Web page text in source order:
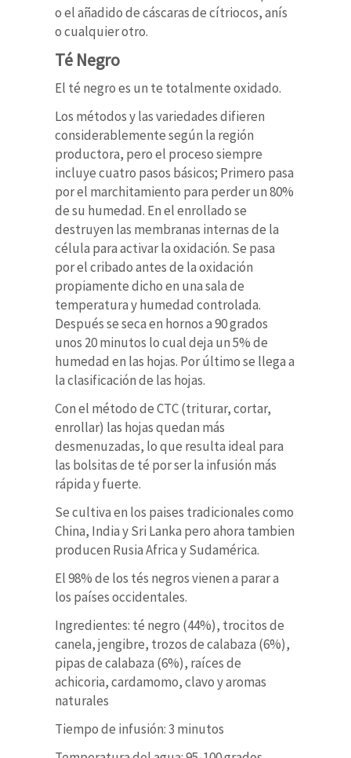
o el añadido de cáscaras de cítriocos, anís
o cualquier otro.
Té Negro
El té negro es un te totalmente oxidado.
Los métodos y las variedades difieren
considerablemente según la región
productora, pero el proceso siempre
incluye cuatro pasos básicos; Primero pasa
por el marchitamiento para perder un 80%
de su humedad. En el enrollado se
destruyen las membranas internas de la
célula para activar la oxidación. Se pasa
por el cribado antes de la oxidación
propiamente dicho en una sala de
temperatura y humedad controlada.
Después se seca en hornos a 90 grados
unos 20 minutos lo cual deja un 5% de
humedad en las hojas. Por último se llega a
la clasificación de las hojas.
Con el método de CTC (triturar, cortar,
enrollar) las hojas quedan más
desmenuzadas, lo que resulta ideal para
las bolsitas de té por ser la infusión más
rápida y fuerte.
Se cultiva en los paises tradicionales como
China, India y Sri Lanka pero ahora tambien
producen Rusia Africa y Sudamérica.
El 98% de los tés negros vienen a parar a
los países occidentales.
Ingredientes: té negro (44%), trocitos de
canela, jengibre, trozos de calabaza (6%),
pipas de calabaza (6%), raíces de
achicoria, cardamomo, clavo y aromas
naturales
Tiempo de infusión: 3 minutos